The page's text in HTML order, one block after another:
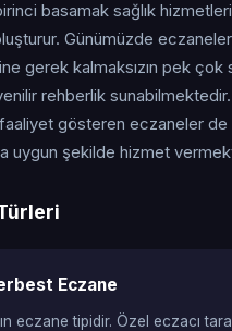
basamak sağlık
Günümüzde
gerek kalmaksızın pek çok
rehberlik
gösteren eczaneler de
uygun şekilde hizmet
Eczane
eczane tipidir. Özel eczacı